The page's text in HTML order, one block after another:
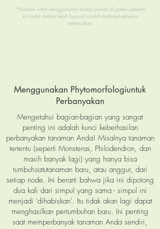
*Pastikan untuk menggunakan tanda panah di galeri sebelah
kiri untuk melihat lebih banyak contoh berlabel sebelum
melanjutkan.
Menggunakan Phytomorfologiuntuk
Perbanyakan
Mengetahui bagian-bagian yang sangat
penting ini adalah kunci keberhasilan
perbanyakan tanaman Anda! Misalnya tanaman
tertentu (seperti Monsteras, Philodendron, dan
masih banyak lagi) yang hanya bisa
tumbuhsatutanaman baru, atau anggur, dari
setiap node. Ini berarti bahwa jika ini dipotong
dua kali dari simpul yang sama - simpul ini
menjadi 'dihabiskan'. Itu tidak akan lagi dapat
menghasilkan pertumbuhan baru. Ini penting
saat memperbanyak tanaman Anda sendiri,